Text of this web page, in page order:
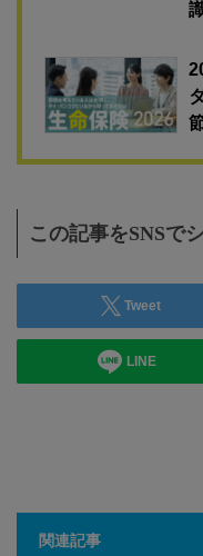
この記事をSNSで
Tweet
LINE
関連記事